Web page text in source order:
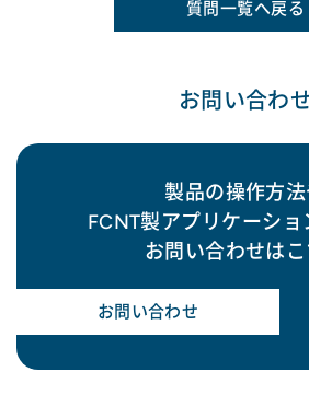
質問一覧へ戻る
お問い合わ
製品の操作方法
FCNT製アプリケーショ
お問い合わせは
お問い合わせ